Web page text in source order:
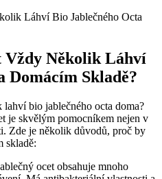
Několik Láhví
Domácím‍ Skladě?
bio jablečného octa doma?
je skvělým pomocníkem nejen v
Zde je několik důvodů, proč by
skladě:
ocet obsahuje mnoho